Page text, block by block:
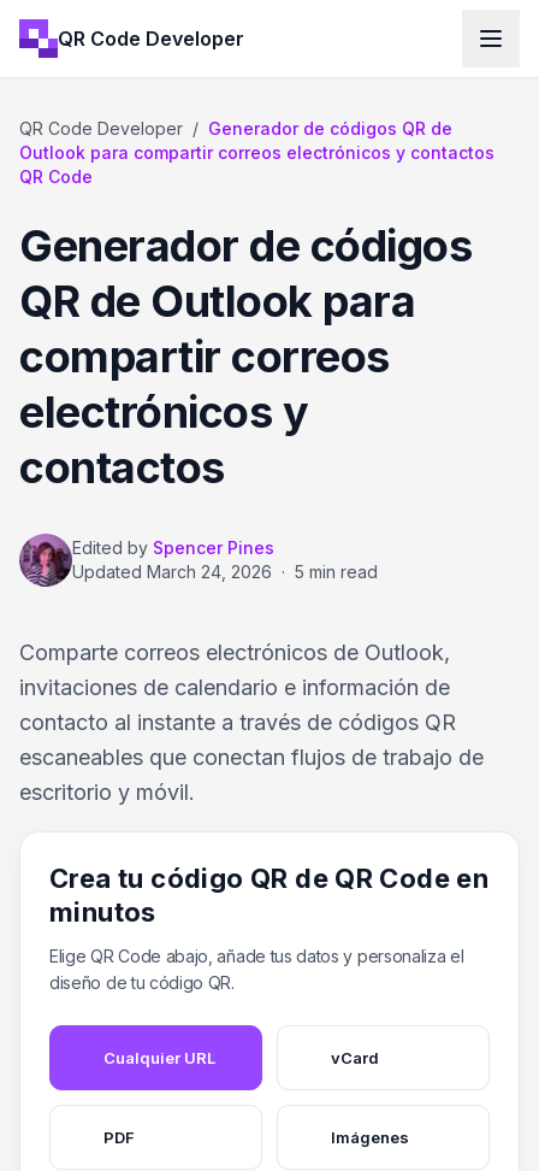
QR Code Developer
QR Code Developer / Generador de códigos QR de
Outlook para compartir correos electrónicos y contactos
QR Code
Generador de códigos
QR de Outlook para
compartir correos
electrónicos y
contactos
Edited by Spencer Pines
Updated March 24, 2026 · 5 min read
Comparte correos electrónicos de Outlook,
invitaciones de calendario e información de
contacto al instante a través de códigos QR
escaneables que conectan flujos de trabajo de
escritorio y móvil.
Crea tu código QR de QR Code en
minutos
Elige QR Code abajo, añade tus datos y personaliza el
diseño de tu código QR.
Cualquier URL vCard
PDF Imágenes